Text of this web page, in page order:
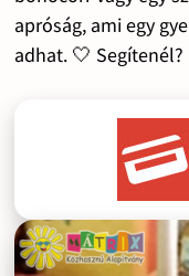
apróság, ami egy
adhat. 🤍